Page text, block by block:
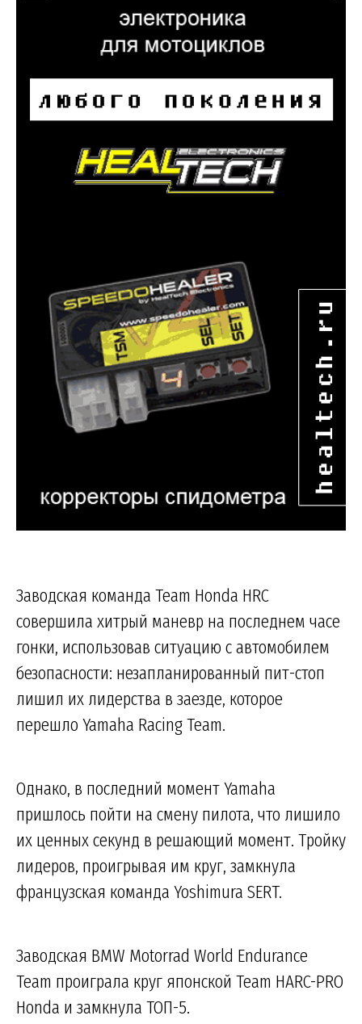
Заводская команда Team Honda HRC
совершила хитрый маневр на последнем часе
гонки, использовав ситуацию с автомобилем
безопасности: незапланированный пит-стоп
лишил их лидерства в заезде, которое
перешло Yamaha Racing Team.
Однако, в последний момент Yamaha
пришлось пойти на смену пилота, что лишило
их ценных секунд в решающий момент. Тройку
лидеров, проигрывая им круг, замкнула
французская команда Yoshimura SERT.
Заводская BMW Motorrad World Endurance
Team проиграла круг японской Team HARC-PRO
Honda и замкнула ТОП-5.